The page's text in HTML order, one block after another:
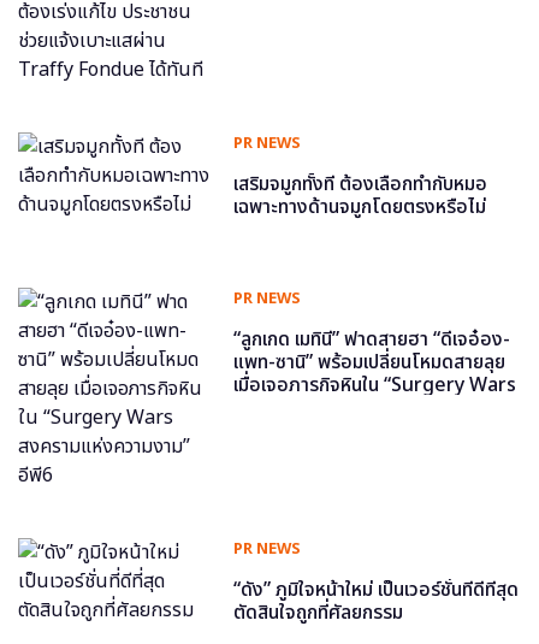
PR NEWS
เสริมจมูกทั้งที ต้องเลือกทำกับหมอ
เฉพาะทางด้านจมูกโดยตรงหรือไม่
PR NEWS
“ลูกเกด เมทินี” ฟาดสายฮา “ดีเจอ๋อง-
แพท-ซานิ” พร้อมเปลี่ยนโหมดสายลุย
เมื่อเจอภารกิจหินใน “Surgery Wars
PR NEWS
“ดัง” ภูมิใจหน้าใหม่ เป็นเวอร์ชั่นที่ดีที่สุด
ตัดสินใจถูกที่ศัลยกรรม